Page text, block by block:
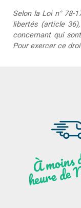
Selon la Loi n° 78-
libertés (article
concernant qui
Pour exercer ce